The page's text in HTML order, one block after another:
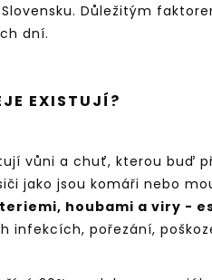
Důležitým
dní.
EXISTUJÍ?
vůni a chuť, kterou buď
jako jsou komáři nebo
houbami a viry -
infekcích, pořezání,